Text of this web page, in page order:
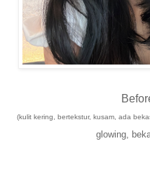
(kulit kering, bertekstur, kusam, ada
glowing,